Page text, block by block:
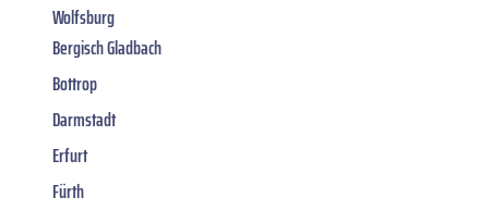
Wolfsburg
Bergisch Gladbach
Bottrop
Darmstadt
Erfurt
Fürth